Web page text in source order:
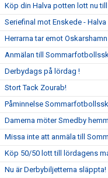
Köp din Halva potten lott nu
Seriefinal mot Enskede -
Herrarna tar emot
Anmälan till
Derbydags på lördag !
Stort Tack Zourab!
Påminnelse
Damerna möter Smedby
Missa inte att anmäla till
Köp 50/50 lott till lördagens
Nu är Derbybiljetterna släppta!